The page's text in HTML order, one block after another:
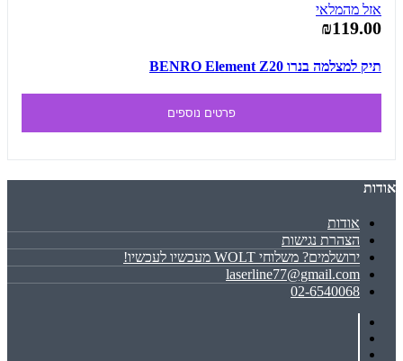
אזל מהמלאי
₪119.00
תיק למצלמה בנרו BENRO Element Z20
פרטים נוספים
אודות
אודות
הצהרת נגישות
ירושלמים? משלוחי WOLT מעכשיו לעכשיו!
laserline77@gmail.com
02-6540068